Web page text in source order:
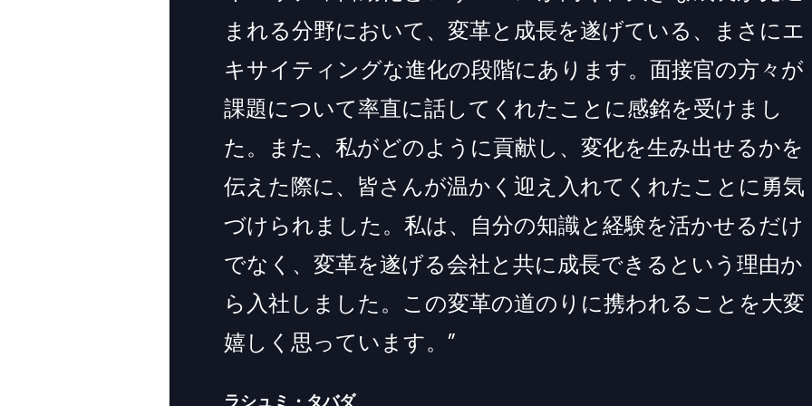
まれる分野において、変革と成長を遂げている、まさにエ
キサイティングな進化の段階にあります。面接官の方々が
課題について率直に話してくれたことに感銘を受けまし
た。また、私がどのように貢献し、変化を生み出せるかを
伝えた際に、皆さんが温かく迎え入れてくれたことに勇気
づけられました。私は、自分の知識と経験を活かせるだけ
でなく、変革を遂げる会社と共に成長できるという理由か
ら入社しました。この変革の道のりに携われることを大変
嬉しく思っています。”
ラシュミ・タバダ